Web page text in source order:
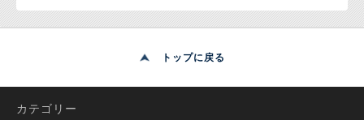
トップに戻る
カテゴリー